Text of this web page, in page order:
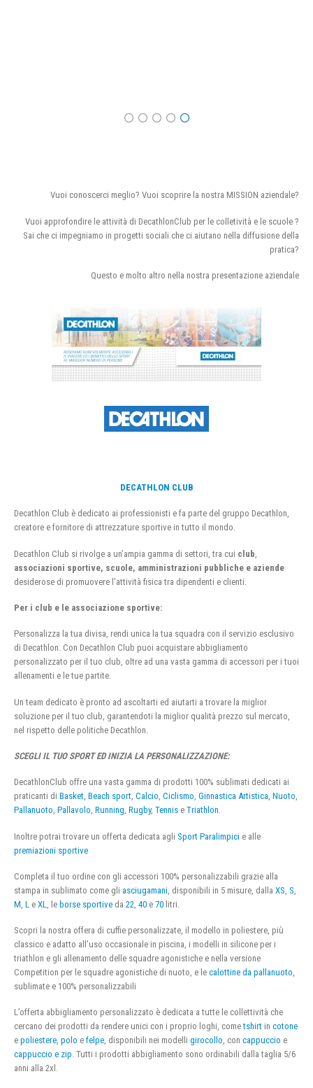
Vuoi conoscerci meglio? Vuoi scoprire la nostra MISSION aziendale?
Vuoi approfondire le attività di DecathlonClub per le colletività e le scuole ?
Sai che ci impegniamo in progetti sociali che ci aiutano nella diffusione della
pratica?
Questo e molto altro nella nostra presentazione aziendale
DECATHLON CLUB
Decathlon Club è dedicato ai professionisti e fa parte del gruppo Decathlon,
creatore e fornitore di attrezzature sportive in tutto il mondo.
Decathlon Club si rivolge a un’ampia gamma di settori, tra cui club
associazioni sportive, scuole, amministrazioni pubbliche e aziende
desiderose di promuovere l’attività fisica tra dipendenti e clienti.
Per i club e le associazione sportive:
Personalizza la tua divisa, rendi unica la tua squadra con il servizio esclusivo
di Decathlon. Con Decathlon Club puoi acquistare abbigliamento
personalizzato per il tuo club, oltre ad una vasta gamma di accessori per i tuoi
allenamenti e le tue partite.
Un team dedicato è pronto ad ascoltarti ed aiutarti a trovare la miglior
soluzione per il tuo club, garantendoti la miglior qualità prezzo sul mercato,
nel rispetto delle politiche Decathlon.
SCEGLI IL TUO SPORT ED INIZIA LA PERSONALIZZAZIONE:
DecathlonClub offre una vasta gamma di prodotti 100% sublimati dedicati ai
praticanti di Basket, Beach sport, Calcio, Ciclismo, Ginnastica Artistica, Nuoto,
Pallanuoto, Pallavolo, Running, Rugby, Tennis e Triathlon.
Inoltre potrai trovare un offerta dedicata agli Sport Paralimpici e alle
premiazioni sportive
Completa il tuo ordine con gli accessori 100% personalizzabili grazie alla
stampa in sublimato come gli asciugamani , disponibili in 5 misure, dalla XS S
M L e XL , le borse sportive da 22 40 e 70 litri.
Scopri la nostra offera di cuffie personalizzate, il modello in poliestere, più
classico e adatto all’uso occasionale in piscina, i modelli in silicone per i
triathlon e gli allenamento delle squadre agonistiche e nella versione
Competition per le squadre agonistiche di nuoto, e le calottine da pallanuoto,
sublimate e 100% personalizzabili
L’offerta abbigliamento personalizzato è dedicata a tutte le collettività che
cercano dei prodotti da rendere unici con i proprio loghi, cometshirt in cotone
e poliestere, polo e felpe, disponibili nei modelli girocollo, con cappuccio e
cappuccio e zip. Tutti i prodotti abbigliamento sono ordinabili dalla taglia 5/6
anni alla 2xl.